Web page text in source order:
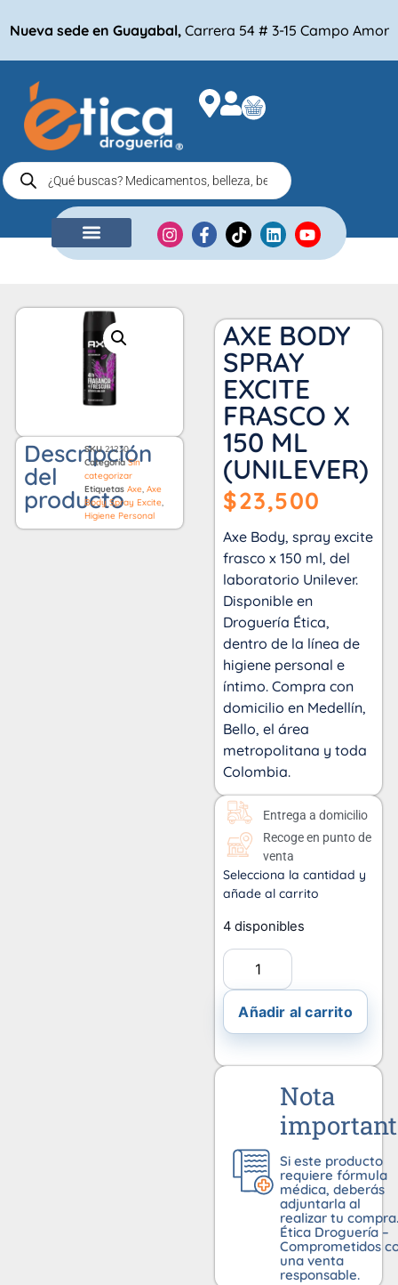
Nueva sede en Guayabal, Carrera 54 # 3-15 Campo Amor
Descripción
del
producto
SKU21230
Categoría Sin
categorizar
Etiquetas Axe ,Axe
Body Spray Excite
Higiene Personal
AXE BODY
SPRAY
EXCITE
FRASCO X
150 ML
(UNILEVER)
$23,500
Axe Body, spray excite
frasco x 150 ml, del
laboratorio Unilever.
Disponible en
Droguería Ética,
dentro de la línea de
higiene personal e
íntimo. Compra con
domicilio en Medellín,
Bello, el área
metropolitana y toda
Colombia.
Entrega a domicilio
Recoge en punto de
venta
Selecciona la cantidad y
añade al carrito
4 disponibles
Añadir al carrito
Nota
Si este producto
requiere fórmula
médica, deberás
adjuntarla al
realizar tu compra.
Ética Droguería –
Comprometidos
una venta
responsable.